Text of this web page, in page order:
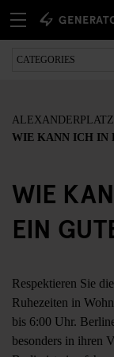
WIE KANN ICH IN
WIE
EIN
Respektieren Sie
Ruhezeiten in
bis 6:00 Uhr.
besonders in ihren